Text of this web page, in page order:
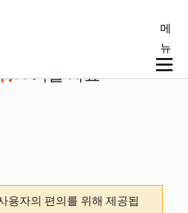
메
뉴
기술 자료
용자의 편의를 위해 제공됩